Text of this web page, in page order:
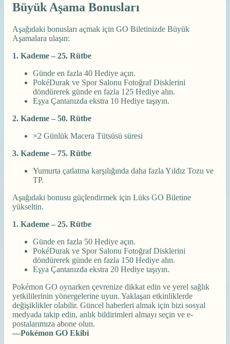
Büyük Aşama Bonusları
Aşağıdaki bonusları açmak için GO Biletinizde Büyük
Aşamalara ulaşın:
1. Kademe – 25. Rütbe
Günde en fazla 40 Hediye açın.
PokéDurak ve Spor Salonu Fotoğraf Disklerini
döndürerek günde en fazla 125 Hediye alın.
Eşya Çantanızda ekstra 10 Hediye taşıyın.
2. Kademe – 50. Rütbe
×2 Günlük Macera Tütsüsü süresi
3. Kademe – 75. Rütbe
Yumurta çatlatma karşılığında daha fazla Yıldız Tozu ve
TP.
Aşağıdaki bonusu güçlendirmek için Lüks GO Biletine
yükseltin.
1. Kademe – 25. Rütbe
Günde en fazla 50 Hediye açın.
PokéDurak ve Spor Salonu Fotoğraf Disklerini
döndürerek günde en fazla 150 Hediye alın.
Eşya Çantanızda ekstra 20 Hediye taşıyın.
Pokémon GO oynarken çevrenize dikkat edin ve yerel sağlık
yetkililerinin yönergelerine uyun. Yaklaşan etkinliklerde
değişiklikler olabilir. Güncel haberleri almak için bizi sosyal
medyada takip edin, anlık bildirimleri almayı seçin ve e-
postalarımıza abone olun.
—Pokémon GO Ekibi